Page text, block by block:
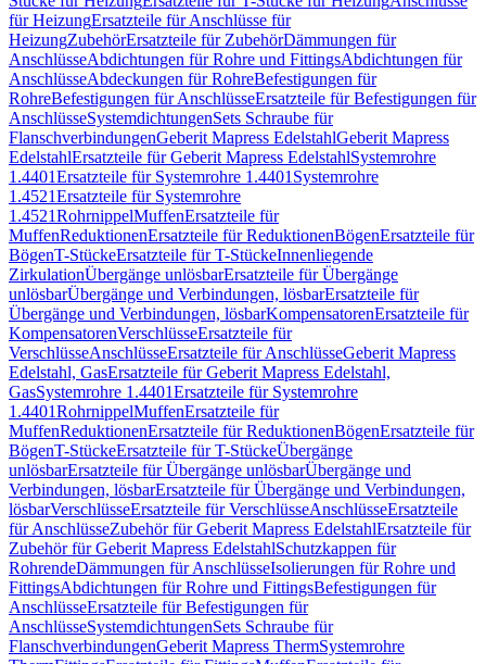
für HeizungErsatzteile für Anschlüsse für
HeizungZubehörErsatzteile für ZubehörDämmungen für
AnschlüsseAbdichtungen für Rohre und FittingsAbdichtungen für
AnschlüsseAbdeckungen für RohreBefestigungen für
RohreBefestigungen für AnschlüsseErsatzteile für Befestigungen für
AnschlüsseSystemdichtungenSets Schraube für
FlanschverbindungenGeberit Mapress EdelstahlGeberit Mapress
EdelstahlErsatzteile für Geberit Mapress EdelstahlSystemrohre
1.4401Ersatzteile für Systemrohre 1.4401 Systemrohre
1.4521Ersatzteile für Systemrohre
1.4521RohrnippelMuffenErsatzteile für
MuffenReduktionenErsatzteile für ReduktionenBögenErsatzteile für
BögenT-StückeErsatzteile für T-StückeInnenliegende
ZirkulationÜbergänge unlösbarErsatzteile für Übergänge
unlösbarÜbergänge und Verbindungen, lösbarErsatzteile für
Übergänge und Verbindungen, lösbarKompensatorenErsatzteile für
KompensatorenVerschlüsseErsatzteile für
VerschlüsseAnschlüsseErsatzteile für AnschlüsseGeberit Mapress
Edelstahl, GasErsatzteile für Geberit Mapress Edelstahl,
GasSystemrohre 1.4401Ersatzteile für Systemrohre
1.4401RohrnippelMuffenErsatzteile für
MuffenReduktionenErsatzteile für ReduktionenBögenErsatzteile für
BögenT-StückeErsatzteile für T-StückeÜbergänge
unlösbarErsatzteile für Übergänge unlösbarÜbergänge und
Verbindungen, lösbarErsatzteile für Übergänge und Verbindungen,
lösbarVerschlüsseErsatzteile für VerschlüsseAnschlüsseErsatzteile
für AnschlüsseZubehör für Geberit Mapress EdelstahlErsatzteile für
Zubehör für Geberit Mapress EdelstahlSchutzkappen für
RohrendeDämmungen für AnschlüsseIsolierungen für Rohre und
FittingsAbdichtungen für Rohre und FittingsBefestigungen für
AnschlüsseErsatzteile für Befestigungen für
AnschlüsseSystemdichtungenSets Schraube für
FlanschverbindungenGeberit Mapress ThermSystemrohre